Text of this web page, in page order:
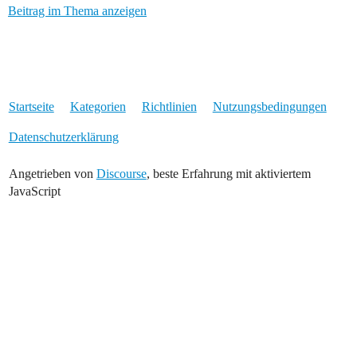
Beitrag im Thema anzeigen
Startseite Kategorien Richtlinien Nutzungsbedingungen
Datenschutzerklärung
Angetrieben von Discourse, beste Erfahrung mit aktiviertem
JavaScript